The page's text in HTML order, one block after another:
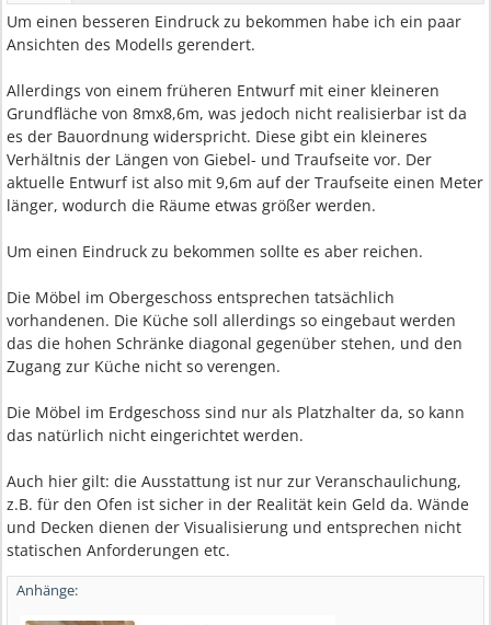
Um einen besseren Eindruck zu bekommen habe ich ein paar
Ansichten des Modells gerendert.
Allerdings von einem früheren Entwurf mit einer kleineren
Grundfläche von 8mx8,6m, was jedoch nicht realisierbar ist da
es der Bauordnung widerspricht. Diese gibt ein kleineres
Verhältnis der Längen von Giebel- und Traufseite vor. Der
aktuelle Entwurf ist also mit 9,6m auf der Traufseite einen Meter
länger, wodurch die Räume etwas größer werden.
Um einen Eindruck zu bekommen sollte es aber reichen.
Die Möbel im Obergeschoss entsprechen tatsächlich
vorhandenen. Die Küche soll allerdings so eingebaut werden
das die hohen Schränke diagonal gegenüber stehen, und den
Zugang zur Küche nicht so verengen.
Die Möbel im Erdgeschoss sind nur als Platzhalter da, so kann
das natürlich nicht eingerichtet werden.
Auch hier gilt: die Ausstattung ist nur zur Veranschaulichung,
z.B. für den Ofen ist sicher in der Realität kein Geld da. Wände
und Decken dienen der Visualisierung und entsprechen nicht
statischen Anforderungen etc.
Anhänge: